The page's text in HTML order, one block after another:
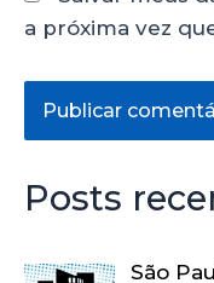
a próxima vez
Posts
São